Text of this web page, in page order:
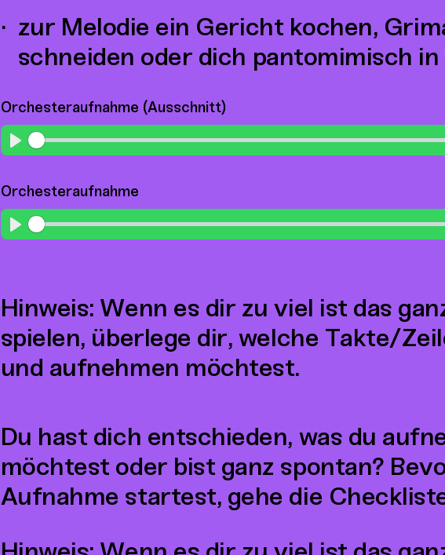
zur Melodie ein Gericht kochen,
schneiden oder dich pantomimisch in
Orchesteraufnahme (Ausschnitt)
Play
Orchesteraufnahme
Play
Hinweis: Wenn es dir zu viel ist das
spielen, überlege dir, welche Takte/
und aufnehmen möchtest.
Du hast dich entschieden, was du
möchtest oder bist ganz spontan?
Aufnahme startest, gehe die